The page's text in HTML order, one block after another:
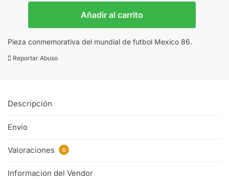
Añadir al carrito
Pieza conmemorativa del mundial de futbol Mexico 86.
Reportar Abuso
Descripción
Envío
Valoraciones 0
Informacion del Vendor